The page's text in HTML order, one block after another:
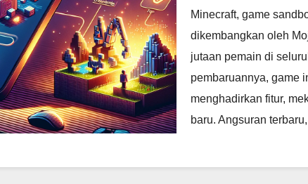
Minecraft, game
dikembangkan oleh
jutaan pemain di
pembaruannya, game
menghadirkan fitur,
baru. Angsuran